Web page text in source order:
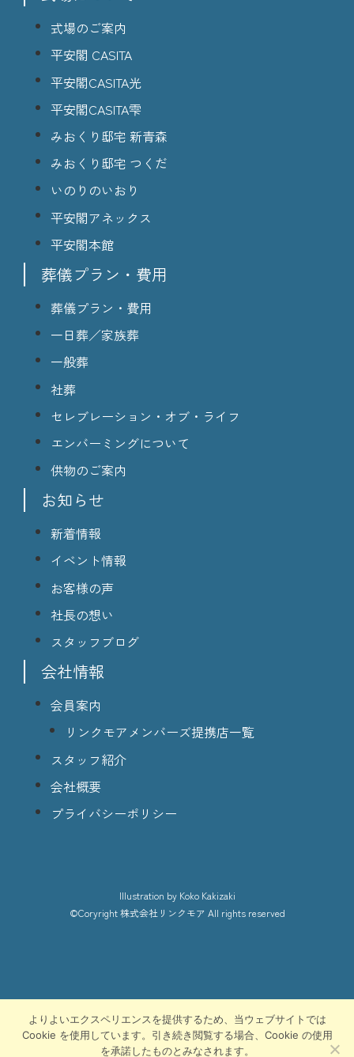
式場のご案内
平安閣 CASITA
平安閣CASITA光
平安閣CASITA雫
みおくり邸宅 新青森
みおくり邸宅 つくだ
いのりのいおり
平安閣アネックス
平安閣本館
葬儀プラン・費用
葬儀プラン・費用
一日葬／家族葬
一般葬
社葬
セレブレーション・オブ・ライフ
エンバーミングについて
供物のご案内
お知らせ
新着情報
イベント情報
お客様の声
社長の想い
スタッフブログ
会社情報
会員案内
リンクモアメンバーズ提携店一覧
スタッフ紹介
会社概要
プライバシーポリシー
lllustration by Koko Kakizaki
©Coryright 株式会社リンクモア All rights reserved
よりよいエクスペリエンスを提供するため、当ウェブサイトでは
Cookie を使用しています。引き続き閲覧する場合、Cookie の使用
を承諾したものとみなされます。